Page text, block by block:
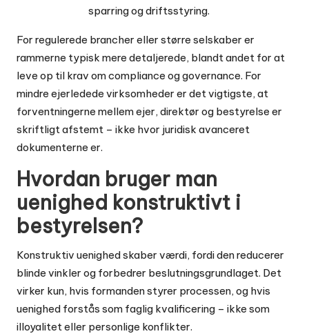
sparring og driftsstyring.
For regulerede brancher eller større selskaber er
rammerne typisk mere detaljerede, blandt andet for at
leve op til krav omcompliance og governance. For
mindre ejerledede virksomheder er det vigtigste, at
forventningerne mellem ejer, direktør og bestyrelse er
skriftligt afstemt – ikke hvor juridisk avanceret
dokumenterne er.
Hvordan bruger man
uenighed konstruktivt i
bestyrelsen?
Konstruktiv uenighed skaber værdi, fordi den reducerer
blinde vinkler og forbedrer beslutningsgrundlaget. Det
virker kun, hvis formanden styrer processen, og hvis
uenighed forstås som faglig kvalificering – ikke som
illoyalitet eller personlige konflikter.